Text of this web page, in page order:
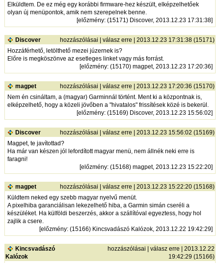
Elküldtem. De ez még egy korábbi firmware-hez készült, elképzelhetőek
olyan új menüpontok, amik nem szerepelnek benne.
[előzmény: (15171) Discover, 2013.12.23 17:31:38]
Discover hozzászólásai | válasz erre | 2013.12.23 17:31:38 (15171)
Hozzáférhető, letölthető mezei júzernek is?
Előre is megköszönve az esetleges linket vagy más forrást.
[előzmény: (15170) magpet, 2013.12.23 17:20:36]
magpet hozzászólásai | válasz erre | 2013.12.23 17:20:36 (15170)
Nem én csináltam, a (magyar) Garminnál történt. Ment ki a központnak is,
elképzelhető, hogy a közeli jövőben a "hivatalos" frissítések közé is bekerül.
[előzmény: (15169) Discover, 2013.12.23 15:56:02]
Discover hozzászólásai | válasz erre | 2013.12.23 15:56:02 (15169)
Magpet, te javítottad?
Ha már van készen jól lefordított magyar menü, nem állnék neki erre is
faragni!
[előzmény: (15168) magpet, 2013.12.23 15:22:20]
magpet hozzászólásai | válasz erre | 2013.12.23 15:22:20 (15168)
Küldtem neked egy szebb magyar nyelvű menüt.
A pixelhiba garanciálisan lekezelhető hiba, a Garmin simán cseréli a
készüléket. Ha külföldi beszerzés, akkor a szállítóval egyeztess, hogy hol
zajlik a csere.
[előzmény: (15166) Kincsvadászó Kalózok, 2013.12.22 19:42:29]
Kincsvadászó
Kalózok
hozzászólásai | válasz erre | 2013.12.22
19:42:29 (15166)